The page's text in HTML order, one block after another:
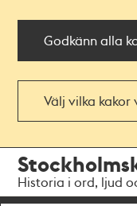
Godkänn alla
Välj vilka
navigationen
huvudinnehållet
Historia i ord, ljud